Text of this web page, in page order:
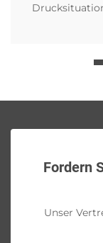
Fordern
Unser